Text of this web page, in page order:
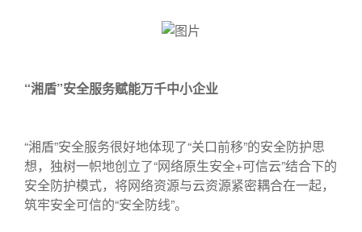
“湘盾”安全服务赋能万千中小企业
“湘盾”安全服务很好地体现了“关口前移”的安全防护思
想，独树一帜地创立了“网络原生安全+可信云”结合下的
安全防护模式，将网络资源与云资源紧密耦合在一起，
筑牢安全可信的“安全防线”。